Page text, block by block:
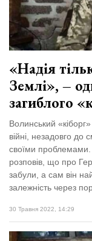
27
730
Персона
Лайф
Афіша
ZONE 18+
Контакти
«Надія
Землі», –
загиблого
Волинський
війні, незадовго до
своїми проблемами.
розповів, що про
забули, а сам він
залежність через
30 Травня 2022, 14:29